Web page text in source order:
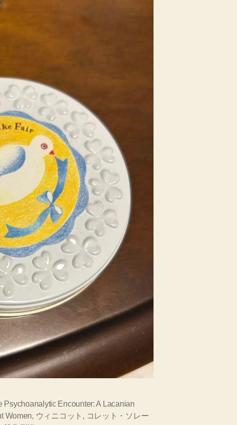
Psychoanalytic Encounter: A Lacanian
Women, ウィニコット , コレット・ソレー